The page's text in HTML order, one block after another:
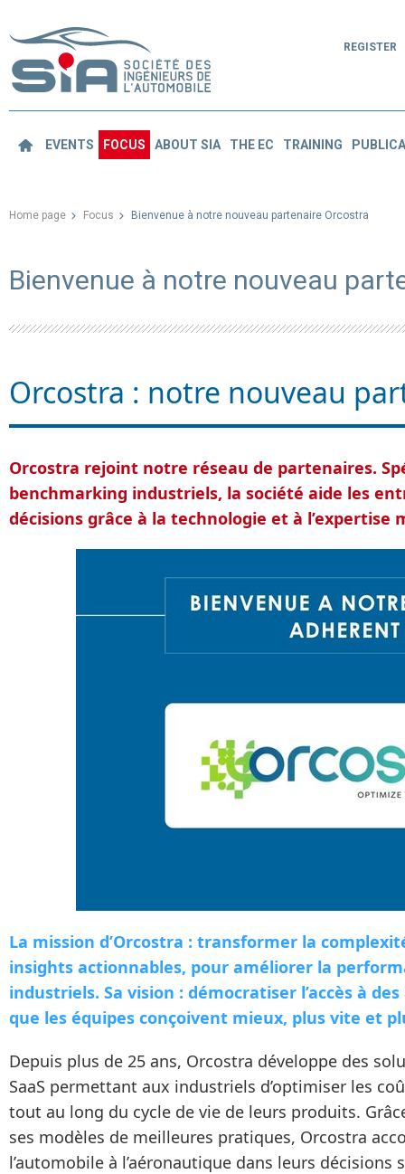
REGISTER
EVENTS FOCUS ABOUT SIA THE EC TRAINING
Home page Focus Bienvenue à notre nouveau partenaire Orcostra
Bienvenue à notre nouveau
Orcostra : notre nouveau
Orcostra rejoint notre réseau de partenaires.
benchmarking industriels, la société aide les
décisions grâce à la technologie et à l’expertise
La mission d’Orcostra : transformer la
insights actionnables, pour améliorer la
industriels. Sa vision : démocratiser l’accès à
que les équipes conçoivent mieux, plus vite et
Depuis plus de 25 ans, Orcostra développe des
SaaS permettant aux industriels d’optimiser les
tout au long du cycle de vie de leurs produits.
ses modèles de meilleures pratiques, Orcostra
l’automobile à l’aéronautique dans leurs